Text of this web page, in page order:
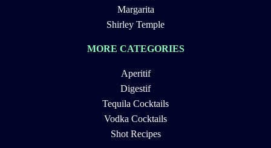
Margarita
Shirley Temple
MORE CATEGORIES
Aperitif
Digestif
Tequila Cocktails
Vodka Cocktails
Shot Recipes